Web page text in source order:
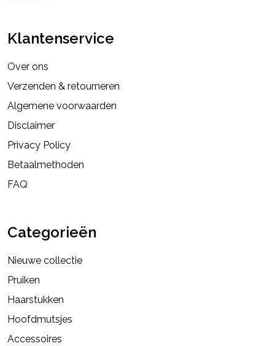
Klantenservice
Over ons
Verzenden & retourneren
Algemene voorwaarden
Disclaimer
Privacy Policy
Betaalmethoden
FAQ
Categorieën
Nieuwe collectie
Pruiken
Haarstukken
Hoofdmutsjes
Accessoires